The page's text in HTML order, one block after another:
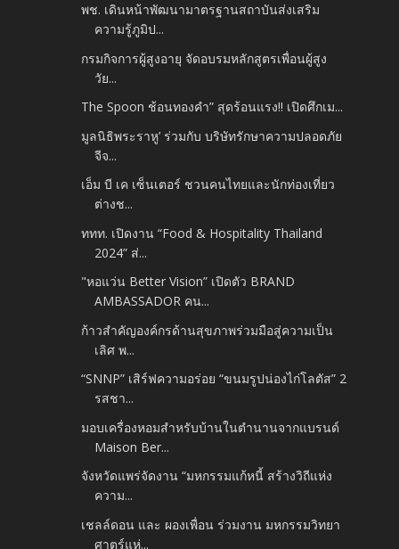
พช. เดินหน้าพัฒนามาตรฐานสถาบันส่งเสริม
ความรู้ภูมิป...
กรมกิจการผู้สูงอายุ จัดอบรมหลักสูตรเพื่อนผู้สูง
วัย...
The Spoon ช้อนทองคำ” สุดร้อนแรง!! เปิดศึกเม...
มูลนิธิพระราหู’ ร่วมกับ บริษัทรักษาความปลอดภัย
จีจ...
เอ็ม บี เค เซ็นเตอร์ ชวนคนไทยและนักท่องเที่ยว
ต่างช...
ททท. เปิดงาน “Food & Hospitality Thailand
2024” ส่...
"หอแว่น Better Vision” เปิดตัว BRAND
AMBASSADOR คน...
ก้าวสำคัญองค์กรด้านสุขภาพร่วมมือสู่ความเป็น
เลิศ พ...
“SNNP” เสิร์ฟความอร่อย “ขนมรูปน่องไก่โลตัส” 2
รสชา...
มอบเครื่องหอมสำหรับบ้านในตำนานจากแบรนด์
Maison Ber...
จังหวัดแพร่จัดงาน “มหกรรมแก้หนี้ สร้างวิถีแห่ง
ความ...
เชลล์ดอน และ ผองเพื่อน ร่วมงาน มหกรรมวิทยา
ศาตร์แห่...